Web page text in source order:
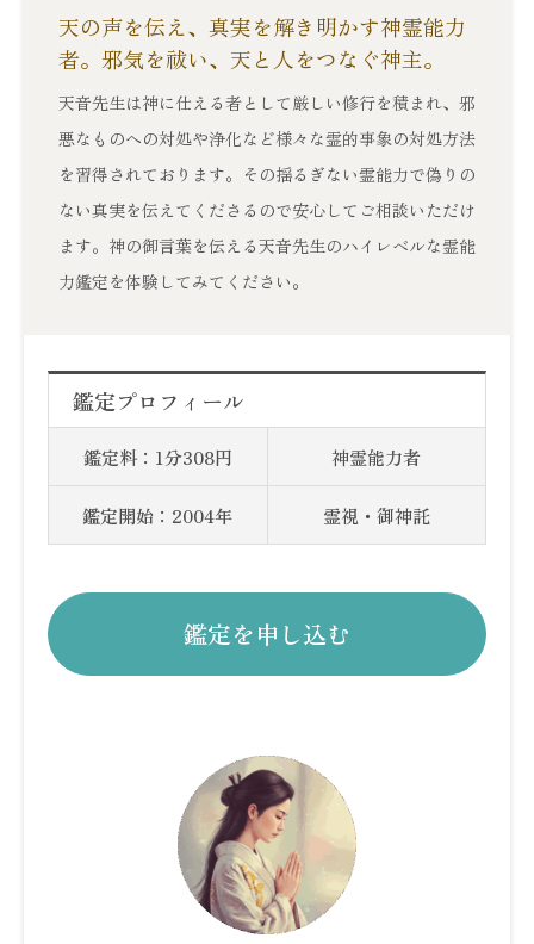
天の声を伝え、真実を解き明かす神霊能力
者。邪気を祓い、天と人をつなぐ神主。
天音先生は神に仕える者として厳しい修行を積まれ、邪
悪なものへの対処や浄化など様々な霊的事象の対処方法
を習得されております。その揺るぎない霊能力で偽りの
ない真実を伝えてくださるので安心してご相談いただけ
ます。神の御言葉を伝える天音先生のハイレベルな霊能
力鑑定を体験してみてください。
鑑定プロフィール
鑑定料：1分308円 神霊能力者
鑑定開始：2004年 霊視・御神託
鑑定を申し込む